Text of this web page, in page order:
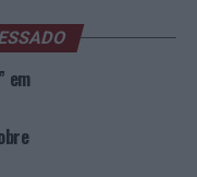
escolher
os dois dias e
Campismo do
em